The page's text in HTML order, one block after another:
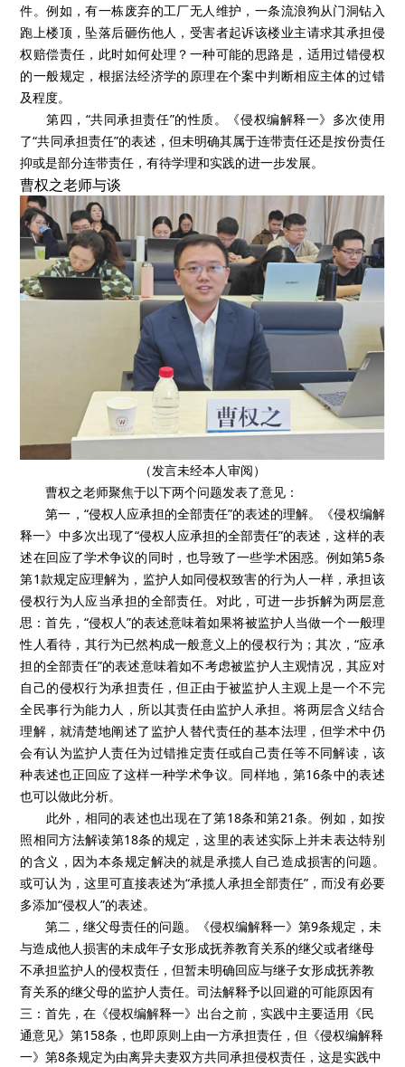
件。例如，有一栋废弃的工厂无人维护，一条流浪狗从门洞钻入
跑上楼顶，坠落后砸伤他人，受害者起诉该楼业主请求其承担侵
权赔偿责任，此时如何处理？一种可能的思路是，适用过错侵权
的一般规定，根据法经济学的原理在个案中判断相应主体的过错
及程度。
第四，“共同承担责任”的性质。《侵权编解释一》多次使用
了“共同承担责任”的表述，但未明确其属于连带责任还是按份责任
抑或是部分连带责任，有待学理和实践的进一步发展。
曹权之老师与谈
（发言未经本人审阅）
曹权之老师聚焦于以下两个问题发表了意见：
第一，“侵权人应承担的全部责任”的表述的理解。《侵权编解
释一》中多次出现了“侵权人应承担的全部责任”的表述，这样的表
述在回应了学术争议的同时，也导致了一些学术困惑。例如第5条
第1款规定应理解为，监护人如同侵权致害的行为人一样，承担该
侵权行为人应当承担的全部责任。对此，可进一步拆解为两层意
思：首先，“侵权人”的表述意味着如果将被监护人当做一个一般理
性人看待，其行为已然构成一般意义上的侵权行为；其次，“应承
担的全部责任”的表述意味着如不考虑被监护人主观情况，其应对
自己的侵权行为承担责任，但正由于被监护人主观上是一个不完
全民事行为能力人，所以其责任由监护人承担。将两层含义结合
理解，就清楚地阐述了监护人替代责任的基本法理，但学术中仍
会有认为监护人责任为过错推定责任或自己责任等不同解读，该
种表述也正回应了这样一种学术争议。同样地，第16条中的表述
也可以做此分析。
此外，相同的表述也出现在了第18条和第21条。例如，如按
照相同方法解读第18条的规定，这里的表述实际上并未表达特别
的含义，因为本条规定解决的就是承揽人自己造成损害的问题。
或可认为，这里可直接表述为“承揽人承担全部责任”，而没有必要
多添加“侵权人”的表述。
第二，继父母责任的问题。《侵权编解释一》第9条规定，未
与造成他人损害的未成年子女形成抚养教育关系的继父或者继母
不承担监护人的侵权责任，但暂未明确回应与继子女形成抚养教
育关系的继父母的监护人责任。司法解释予以回避的可能原因有
三：首先，在《侵权编解释一》出台之前，实践中主要适用《民
通意见》第158条，也即原则上由一方承担责任，但《侵权编解释
一》第8条规定为由离异夫妻双方共同承担侵权责任，这是实践中